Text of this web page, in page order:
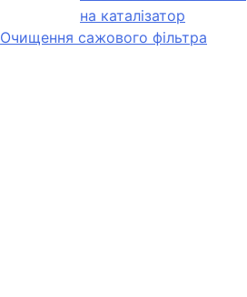
на каталізатор
Очищення сажового фільтра